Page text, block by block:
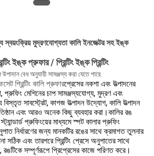
মুদ্রণযোগ্যতা কালি ইনজেক্টর সহ ইঙ্ক
ইঙ্ক প্রুফার / প্রিন্টিং ইঙ্ক প্রিন্টিং
বেধ অনুযায়ী সামঞ্জস্য করা যেতে পারে.
প্রিন্টিং কালি প্রুফারপ্রেসের নকশা এবং উত্পাদনের
প্রুফিং মেশিনের চাপ সামঞ্জস্যযোগ্য, মুদ্রণ এবং
বিস্তৃত সাবস্ট্রেট, কাগজ উত্পাদন উদ্যোগ, কালি উত্পাদন
এবং আরও অনেক কিছু ব্যবহার করা।কালির রঙ
প্রুফিংয়ের মাধ্যমে স্পট কালার প্রুফিং
নির্ধারণের জন্য মানকটির রঙের সাথে ক্রমাগত তুলনার
সঠিক এবং তারপরে প্রিন্টিং প্রেসে অনুপাতের সাথে
রঙটিকে সম্পূর্ণরূপে প্রিপ্রেসের কাজে পরিণত করে।